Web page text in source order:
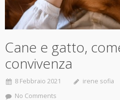
Cane e gatto,
convivenza
8 Febbraio 2021 irene sofia
No Comments